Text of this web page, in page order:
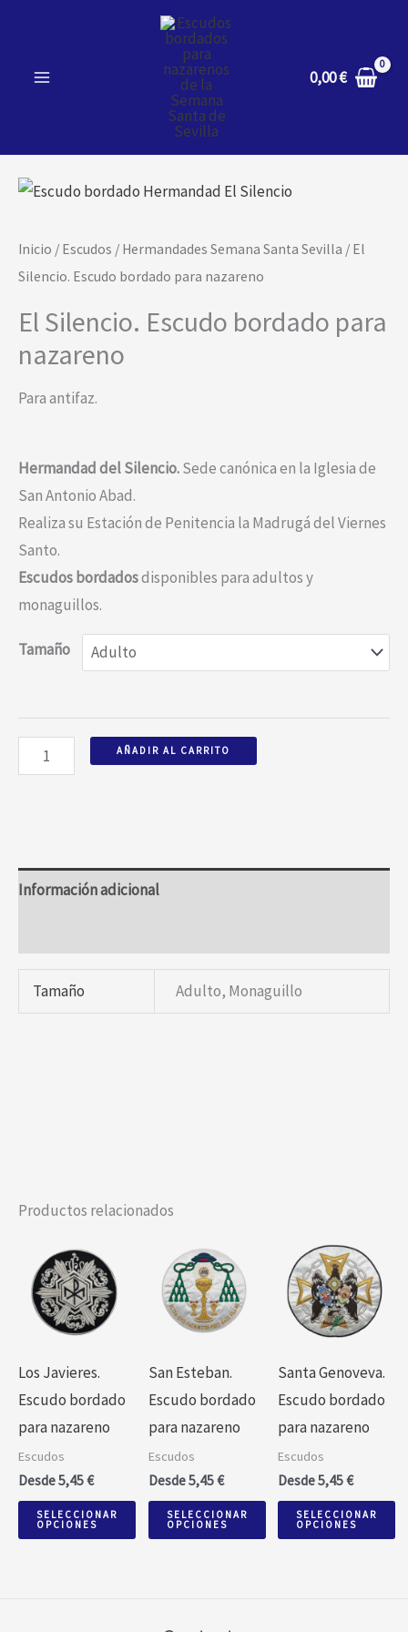
contenido
0,00€
Inicio / Escudos / Hermandades Semana Santa Sevilla / El
Silencio. Escudo bordado para nazareno
El Silencio. Escudo bordado para
nazareno
Para antifaz.
Hermandad del Silencio.Sede canónica en la Iglesia de
San Antonio Abad.
Realiza su Estación de Penitencia la Madrugá del Viernes
Santo.
Escudos bordadosdisponibles para adultos y
monaguillos.
Tamaño
El
Escudo
bordado
nazareno
cantidad
AÑADIR AL CARRITO
Información adicional
Tamaño Adulto, Monaguillo
Productos relacionados
Los Javieres.
Escudo bordado
para nazareno
Escudos
Desde5,45€
SELECCIONAR
OPCIONES
producto
tiene
múltiples
Las
opciones
se
pueden
San Esteban.
Escudo bordado
para nazareno
Escudos
Desde5,45€
SELECCIONAR
OPCIONES
producto
tiene
múltiples
Las
opciones
se
pueden
Santa Genoveva.
Escudo bordado
para nazareno
Escudos
Desde5,45€
SELECCIONAR
OPCIONES
Este
producto
tiene
múltiples
Las
opciones
se
pueden